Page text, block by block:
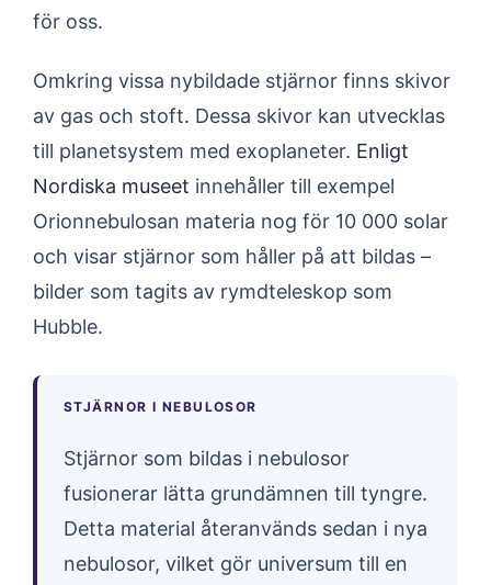
för oss.
Omkring vissa nybildade stjärnor finns skivor
av gas och stoft. Dessa skivor kan utvecklas
till planetsystem med exoplaneter. Enligt
Nordiska museet innehåller till exempel
Orionnebulosan materia nog för 10 000 solar
och visar stjärnor som håller på att bildas –
bilder som tagits av rymdteleskop som
Hubble.
STJÄRNOR I NEBULOSOR
Stjärnor som bildas i nebulosor
fusionerar lätta grundämnen till tyngre.
Detta material återanvänds sedan i nya
nebulosor, vilket gör universum till en